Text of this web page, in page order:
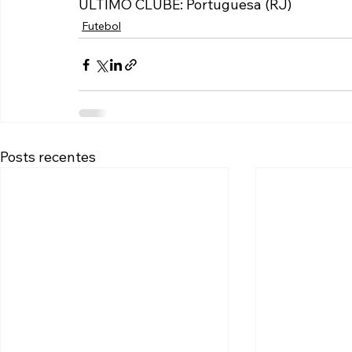
ÚLTIMO CLUBE: Portuguesa (RJ)
Futebol
Posts recentes